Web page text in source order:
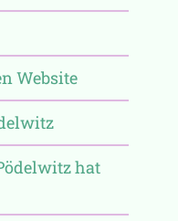
Website
hat